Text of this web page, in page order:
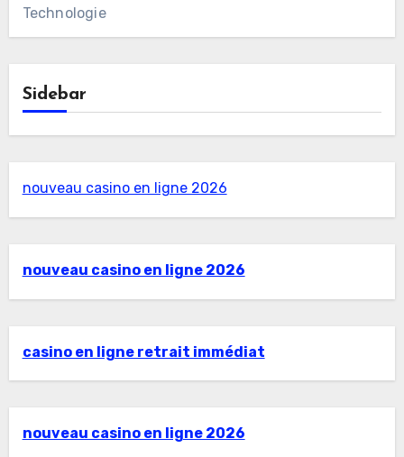
Technologie
Sidebar
nouveau casino en ligne 2026
nouveau casino en ligne 2026
casino en ligne retrait immédiat
nouveau casino en ligne 2026